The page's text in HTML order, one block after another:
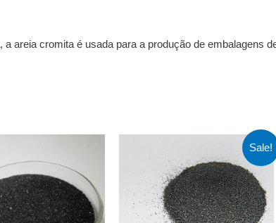
areia cromita é usada para a produção de embalagens
Sale!